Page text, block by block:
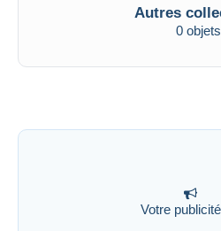
Votre
Autres
0 objets